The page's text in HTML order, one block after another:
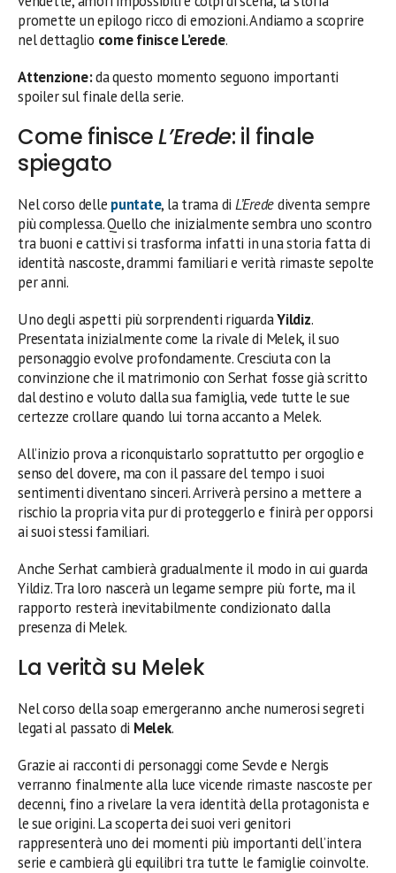
promette un epilogo ricco di emozioni. Andiamo a scoprire
nel dettaglio come finisce L’erede.
Attenzione:da questo momento seguono importanti
spoiler sul finale della serie.
Come finisceL’Erede: il finale
spiegato
Nel corso delle puntate, la trama di L’Eredediventa sempre
più complessa. Quello che inizialmente sembra uno scontro
tra buoni e cattivi si trasforma infatti in una storia fatta di
identità nascoste, drammi familiari e verità rimaste sepolte
per anni.
Uno degli aspetti più sorprendenti riguardaYildiz.
Presentata inizialmente come la rivale di Melek, il suo
personaggio evolve profondamente. Cresciuta con la
convinzione che il matrimonio con Serhat fosse già scritto
dal destino e voluto dalla sua famiglia, vede tutte le sue
certezze crollare quando lui torna accanto a Melek.
All’inizio prova a riconquistarlo soprattutto per orgoglio e
senso del dovere, ma con il passare del tempo i suoi
sentimenti diventano sinceri. Arriverà persino a mettere a
rischio la propria vita pur di proteggerlo e finirà per opporsi
ai suoi stessi familiari.
Anche Serhat cambierà gradualmente il modo in cui guarda
Yildiz. Tra loro nascerà un legame sempre più forte, ma il
rapporto resterà inevitabilmente condizionato dalla
presenza di Melek.
La verità su Melek
Nel corso della soap emergeranno anche numerosi segreti
legati al passato di Melek.
Grazie ai racconti di personaggi come Sevde e Nergis
verranno finalmente alla luce vicende rimaste nascoste per
decenni, fino a rivelare la vera identità della protagonista e
le sue origini. La scoperta dei suoi veri genitori
rappresenterà uno dei momenti più importanti dell’intera
serie e cambierà gli equilibri tra tutte le famiglie coinvolte.